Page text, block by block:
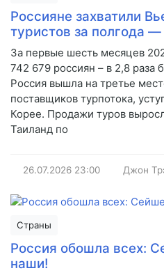
Россияне захватили
туристов за полгода
За первые шесть месяцев
742 679 россиян – в 2,8 раза
Россия вышла на третье
поставщиков турпотока,
Корее. Продажи туров
Таиланд по
26.07.2026 23:00 Джон
Страны
Россия обошла всех:
наши!